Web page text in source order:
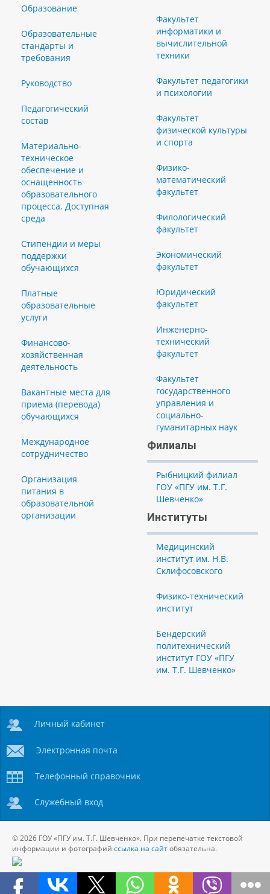
Образование
Образовательные
стандарты и
требования
Руководство
Педагогический
состав
Материально-
техническое
обеспечение и
оснащенность
образовательного
процесса. Доступная
среда
Стипендии и меры
поддержки
обучающихся
Платные
образовательные
услуги
Финансово-
хозяйственная
деятельность
Вакантные места для
приема (перевода)
обучающихся
Международное
сотрудничество
Организация
питания в
образовательной
организации
Факультет
информатики и
вычислительной
техники
Факультет педагогики
и психологии
Факультет
физической культуры
и спорта
Физико-
математический
факультет
Филологический
факультет
Экономический
факультет
Юридический
факультет
Инженерно-
технический
факультет
Факультет
государственного
управления и
социально-
гуманитарных наук
Филиалы
Рыбницкий филиал
ГОУ «ПГУ им. Т.Г.
Шевченко»
Институты
Медицинский
институт им. Н.В.
Склифосовского
Физико-технический
институт
Бендерский
политехнический
институт ГОУ «ПГУ
им. Т.Г. Шевченко»
Личный кабинет
Электронная почта
Телефонный справочник
Служебный вход
© 2026 ГОУ «ПГУ им. Т.Г. Шевченко». При перепечатке текстовой
информации и фотографий ссылка на сайтобязательна.